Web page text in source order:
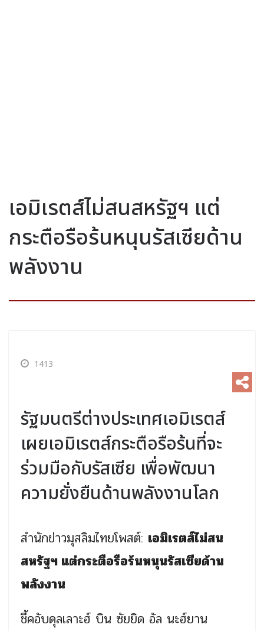
เอมิเรตส์ไม่สนสหรัฐฯ แต่
กระตือรือร้นหนุนรัสเซียด้าน
พลังงาน
1413
รัฐมนตรีต่างประเทศเอมิเรตส์
เผยเอมิเรตส์กระตือรือร้นที่จะ
ร่วมมือกับรัสเซีย เพื่อพัฒนา
ความยั่งยืนด้านพลังงานโลก
สำนักข่าวมุสลิมไทยโพสต์: เอมิเรตส์ไม่สน
สหรัฐฯ แต่กระตือรือร้นหนุนรัสเซียด้าน
พลังงาน
ชี้คอับดุลเลาะฮ์ บิน ซัยยิด อัล นะฮ์ยาน